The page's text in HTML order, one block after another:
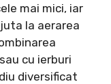
mai mici, iar
la aerarea
cu ierburi
diversificat